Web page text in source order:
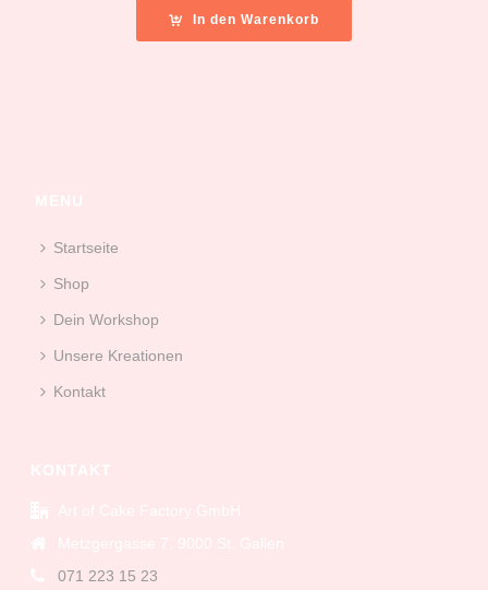
In den Warenkorb
Startseite
Shop
Dein Workshop
Unsere Kreationen
Kontakt
071 223 15 23